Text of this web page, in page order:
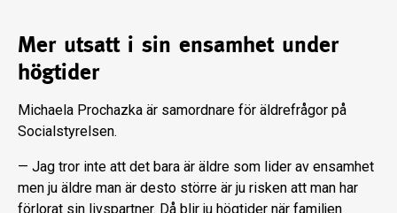
Mer utsatt i sin ensamhet under
högtider
Michaela Prochazka är samordnare för äldrefrågor på
Socialstyrelsen.
— Jag tror inte att det bara är äldre som lider av ensamhet
men ju äldre man är desto större är ju risken att man har
förlorat sin livspartner. Då blir ju högtider när familjen